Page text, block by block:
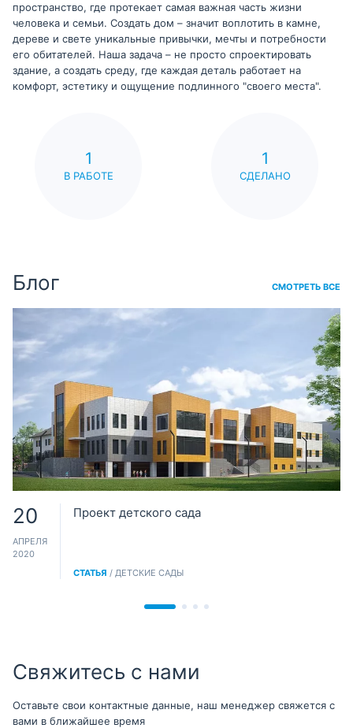
пространство, где протекает самая важная часть жизни
человека и семьи. Создать дом – значит воплотить в камне,
дереве и свете уникальные привычки, мечты и потребности
его обитателей. Наша задача – не просто спроектировать
здание, а создать среду, где каждая деталь работает на
комфорт, эстетику и ощущение подлинного "своего места".
1
В РАБОТЕ
1
СДЕЛАНО
Блог СМОТРЕТЬ ВСЕ
20
АПРЕЛЯ
2020
Проект детского сада
СТАТЬЯ / ДЕТСКИЕ САДЫ
Свяжитесь с нами
Оставьте свои контактные данные, наш менеджер свяжется с
вами в ближайшее время